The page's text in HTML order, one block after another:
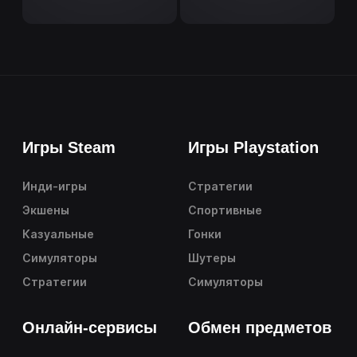
Игры Steam
Инди-игры
Экшены
Казуальные
Симуляторы
Стратегии
Игры Playstation
Стратегии
Спортивные
Гонки
Шутеры
Симуляторы
Онлайн-сервисы Обмен предметов